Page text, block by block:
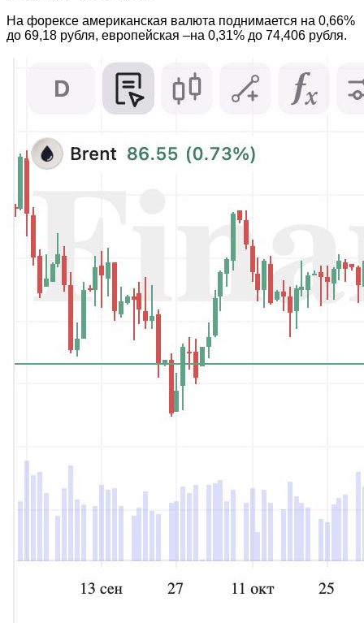
На форексе американская валюта поднимается на 0,66%
до 69,18 рубля, европейская –на 0,31% до 74,406 рубля.